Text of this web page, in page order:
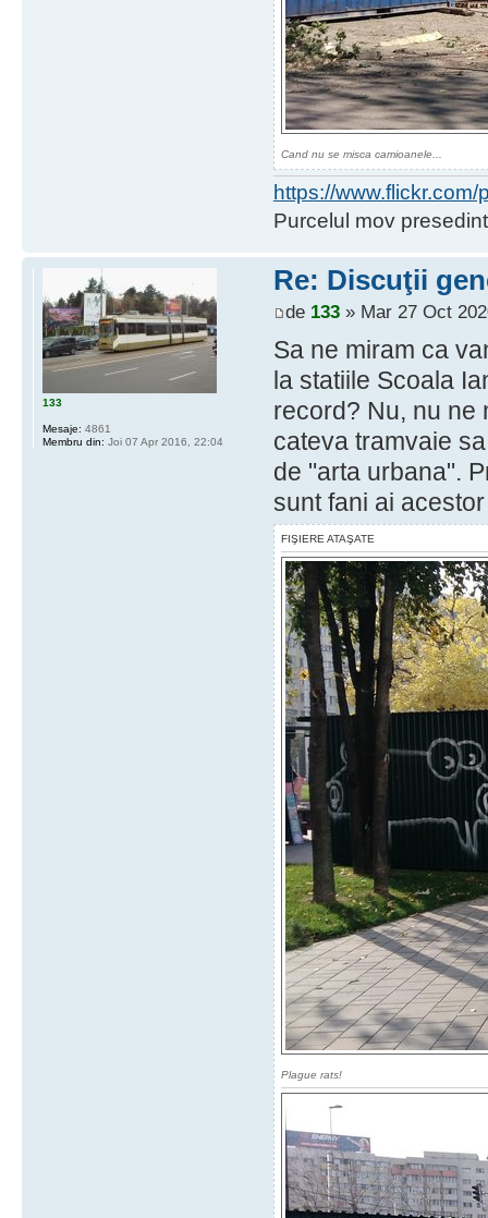
Cand nu se misca camioanele...
https://
Purcelul mov
Re: Discuţii
de 133» Mar 27 Oct
Sa ne miram ca
la statiile Scoala
record? Nu, nu ne
cateva tramvaie
de "arta urbana".
sunt fani ai
FIŞIERE ATAŞATE
Plague rats!
133
Mesaje: 4861
Membru din: Joi 07 Apr 2016, 22:04